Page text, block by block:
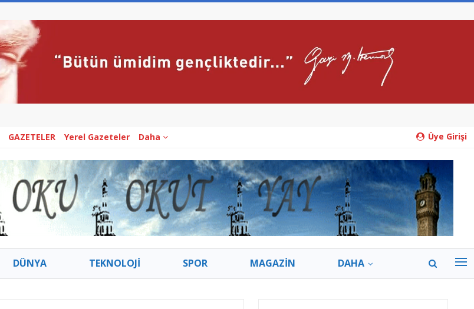
Üye Girişi
GAZETELER Yerel Gazeteler Daha
DÜNYA TEKNOLOJİ SPOR MAGAZİN DAHA